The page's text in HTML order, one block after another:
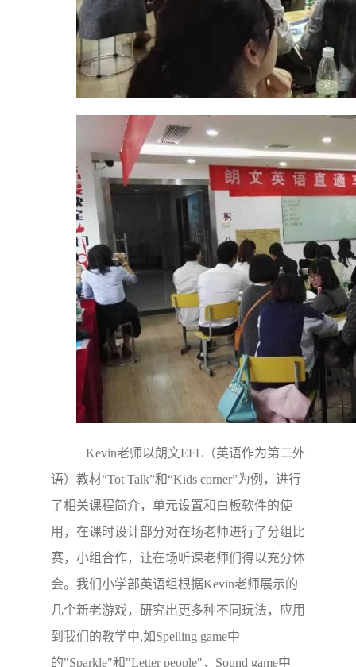
Kevin老师以朗文EFL（英语作为第二外
语）教材“Tot Talk”和“Kids corner”为例，进行
了相关课程简介，单元设置和白板软件的使
用，在课时设计部分对在场老师进行了分组比
赛，小组合作，让在场听课老师们得以充分体
会。我们小学部英语组根据Kevin老师展示的
几个新老游戏，研究出更多种不同玩法，应用
到我们的教学中,如Spelling game中
的"Sparkle"和"Letter people"，Sound game中